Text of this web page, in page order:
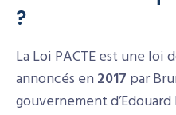
?
La Loi PACTE est une
annoncés en2017 par
gouvernement